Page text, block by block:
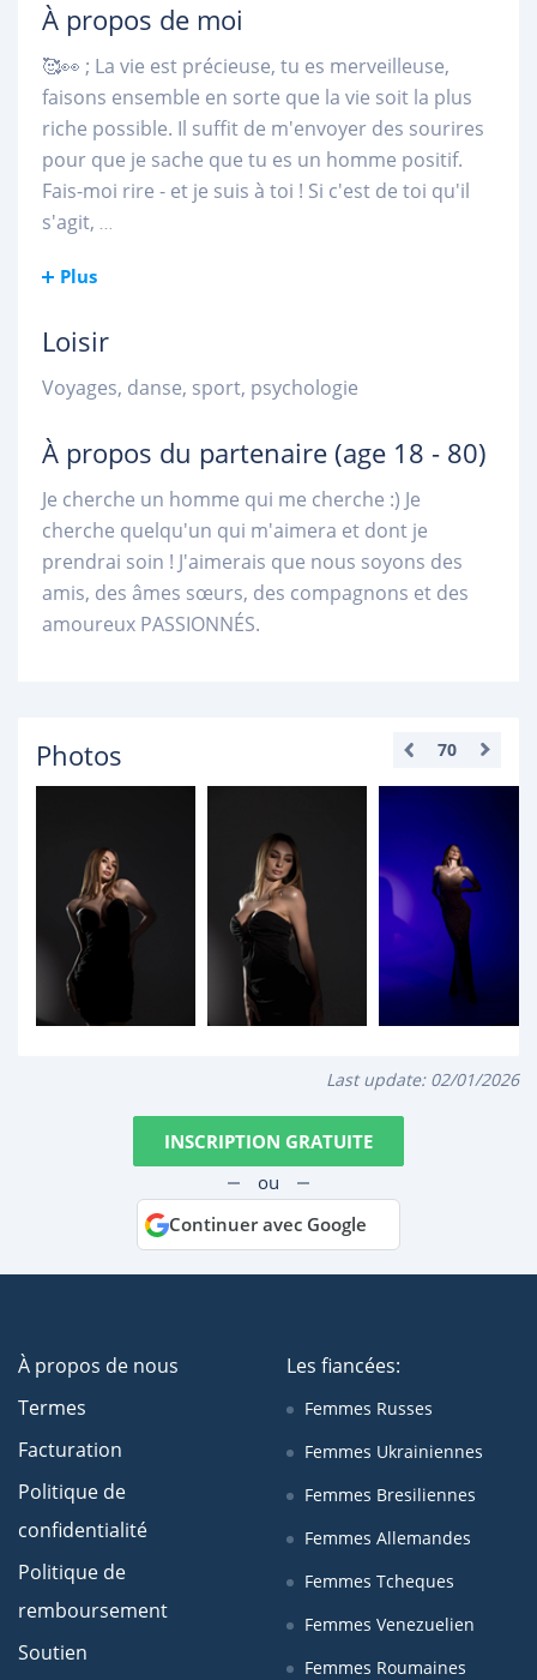
À propos de moi
🥰👀 ; La vie est précieuse, tu es merveilleuse,
faisons ensemble en sorte que la vie soit la plus
riche possible. Il suffit de m'envoyer des sourires
pour que je sache que tu es un homme positif.
Fais-moi rire - et je suis à toi ! Si c'est de toi qu'il
s'agit, ...
Plus
Loisir
Voyages, danse, sport, psychologie
À propos du partenaire (age 18 - 80)
Je cherche un homme qui me cherche :) Je
cherche quelqu'un qui m'aimera et dont je
prendrai soin ! J'aimerais que nous soyons des
amis, des âmes sœurs, des compagnons et des
amoureux PASSIONNÉS.
Photos 70
Last update: 02/01/2026
INSCRIPTION GRATUITE
ou
Continuer avec Google
À propos de nous
Termes
Facturation
Politique de
confidentialité
Politique de
remboursement
Soutien
Les fiancées:
Femmes Russes
Femmes Ukrainiennes
Femmes Bresiliennes
Femmes Allemandes
Femmes Tcheques
Femmes Venezuelien
Femmes Roumaines